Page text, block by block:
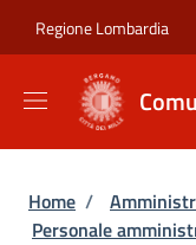
Regione Lombardia
Briciole di
Home /
Personale